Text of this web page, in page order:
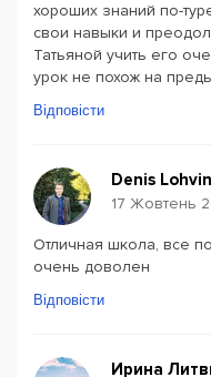
хороших знаний по-
свои навыки и
Татьяной учить его
урок не похож на
Відповісти
Denis
17 Жовтень
Отличная школа, все
очень доволен
Відповісти
Ирина